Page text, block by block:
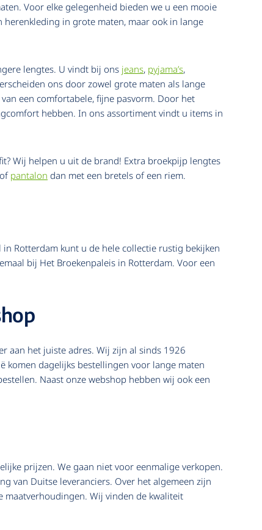
Voor elke gelegenheid bieden we u een mooie
in grote maten, maar ook in lange
lengtes. U vindt bij ons jeans, pyjama’s,
ons door zowel grote maten als lange
een comfortabele, fijne pasvorm. Door het
hebben. In ons assortiment vindt u items in
Wij helpen u uit de brand! Extra broekpijp lengtes
pantalon dan met een bretels of een riem.
Rotterdam kunt u de hele collectie rustig bekijken
bij Het Broekenpaleis in Rotterdam. Voor een
aan het juiste adres. Wij zijn al sinds 1926
komen dagelijks bestellingen voor lange maten
Naast onze webshop hebben wij ook een
prijzen. We gaan niet voor eenmalige verkopen.
van Duitse leveranciers. Over het algemeen zijn
maatverhoudingen. Wij vinden de kwaliteit